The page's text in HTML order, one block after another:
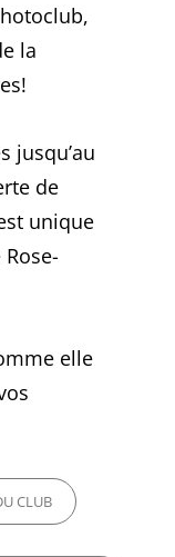
la
jusqu’au
de
unique
elle
CLUB